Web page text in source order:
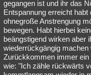
gegangen ist und ihr das
Entspannung erreicht
ohnegroße Anstrengung
bewegen. Habt hierbei
beängstigend wirken aber
wiederrückgängig
Zurückkommen immer ein
wie: "Ich zähle rückwärts